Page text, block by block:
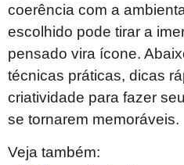
coerência com a
escolhido pode tirar a
pensado vira ícone.
técnicas práticas, dicas
criatividade para fazer
se tornarem memoráveis.
Veja também: